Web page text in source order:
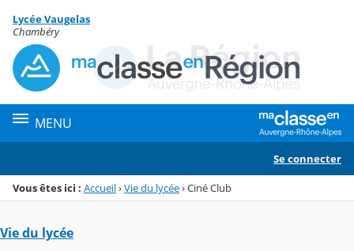
Menu de la rubrique
Contenu
Lycée Vaugelas
Chambéry
MENU
Se connecter
Vous êtes ici : Accueil›Vie du lycée›Ciné Club
Vie du lycée